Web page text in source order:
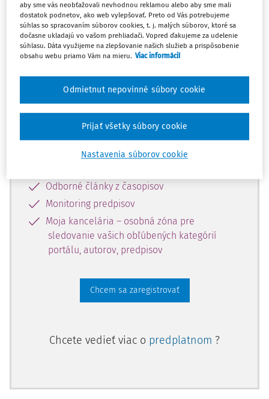
Celý odborný obsah z tejto oblasti je
dostupný predplatiteľom portálu.
Odomknite si prístup k odbornému
obsahu a získajte prístup na 10 dní
zdarma, stačí sa len zaregistrovať.
Vďaka registrácii získate prístup aj k
vybranému obsahu:
Odborné články z časopisov
Monitoring predpisov
Moja kancelária – osobná zóna pre
sledovanie vašich obľúbených kategórií
portálu, autorov, predpisov
Chcem sa zaregistrovať
Chcete vedieť viac o predplatnom ?
aby sme vás neobťažovali nevhodnou reklamou alebo aby sme mali
dostatok podnetov, ako web vylepšovať. Preto od Vás potrebujeme
súhlas so spracovaním súborov cookies, t. j. malých súborov, ktoré sa
dočasne ukladajú vo vašom prehliadači. Vopred ďakujeme za udelenie
súhlasu. Dáta využijeme na zlepšovanie našich služieb a prispôsobenie
obsahu webu priamo Vám na mieru. Viac informácií
Nastavenia súborov cookie
Odmietnut nepovinné súbory cookie
Prijať všetky súbory cookie